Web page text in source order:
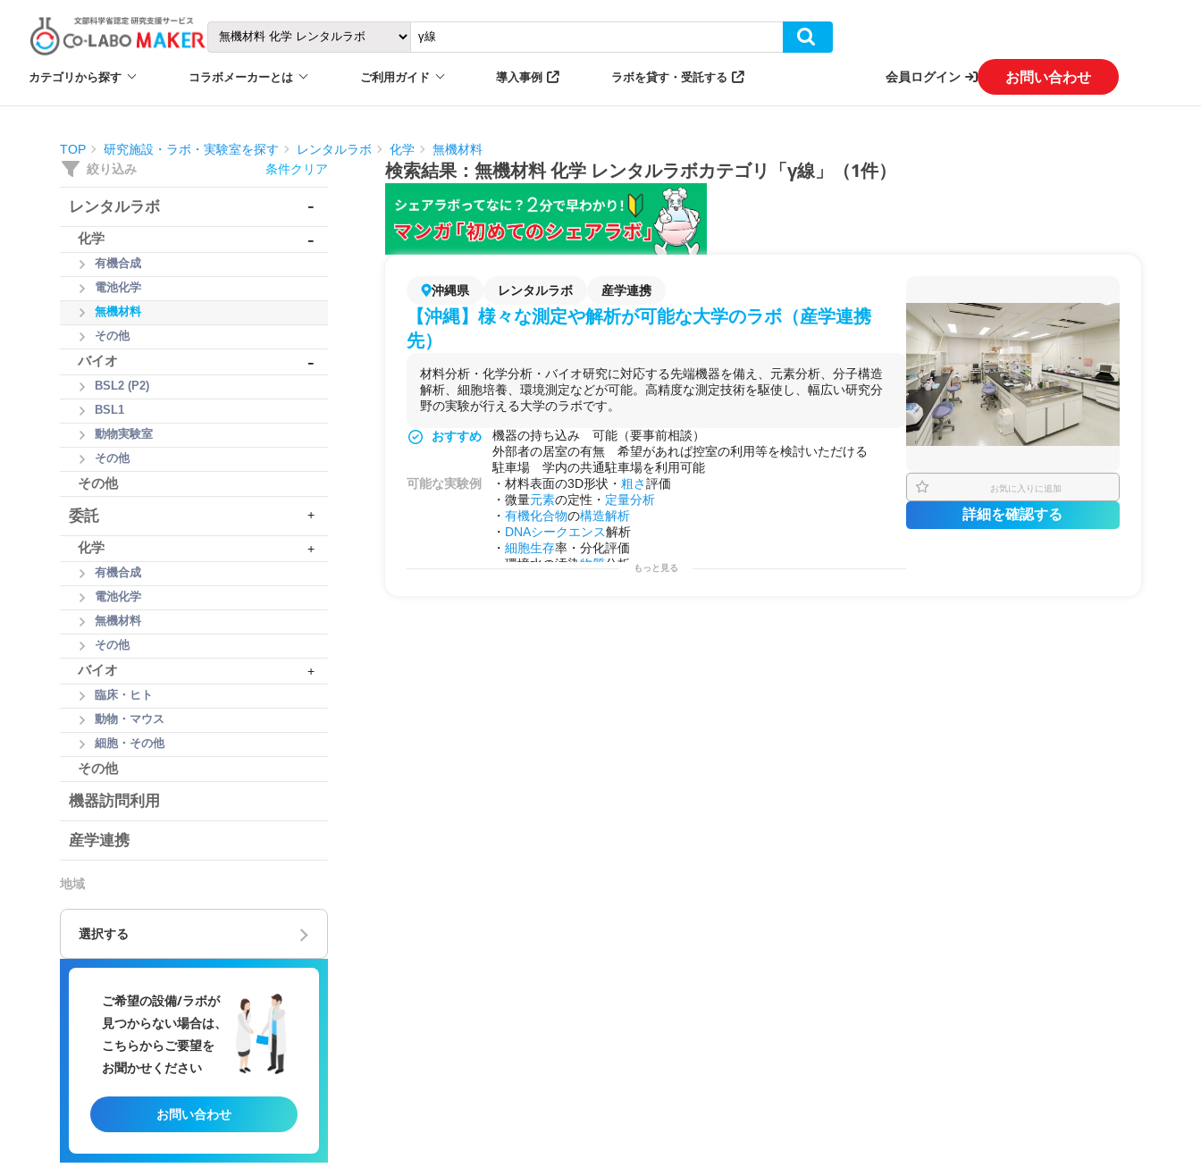
カテゴリから探す コラボメーカーとは ご利用ガイド 導入事例 ラボを貸す・受託する 会員ログイン お問い合わせ
TOP 研究施設・ラボ・実験室を探す レンタルラボ 化学 無機材料
絞り込み 条件クリア
レンタルラボ -
化学 -
有機合成
電池化学
無機材料
その他
バイオ -
BSL2 (P2)
BSL1
動物実験室
その他
その他
委託 +
化学 +
有機合成
電池化学
無機材料
その他
バイオ +
臨床・ヒト
動物・マウス
細胞・その他
その他
機器訪問利用
産学連携
地域
選択する
ご希望の設備/ラボが
見つからない場合は、
こちらからご要望を
お聞かせください
お問い合わせ
検索結果：無機材料 化学 レンタルラボカテゴリ「γ線」（1件）
沖縄県 レンタルラボ 産学連携
【沖縄】様々な測定や解析が可能な大学のラボ（産学連携
先）
材料分析・化学分析・バイオ研究に対応する先端機器を備え、元素分析、分子構造
解析、細胞培養、環境測定などが可能。高精度な測定技術を駆使し、幅広い研究分
野の実験が行える大学のラボです。
おすすめ
機器の持ち込み 可能（要事前相談）
外部者の居室の有無 希望があれば控室の利用等を検討いただける
駐車場 学内の共通駐車場を利用可能
可能な実験例
・材料表面の3D形状・粗さ評価
・微量元素の定性・ 定量分析
・有機化合物の構造解析
・ DNAシークエンス解析
・細胞生存率・分化評価
・環境水の汚染物質分析
もっと見る
お気に入りに追加
詳細を確認する